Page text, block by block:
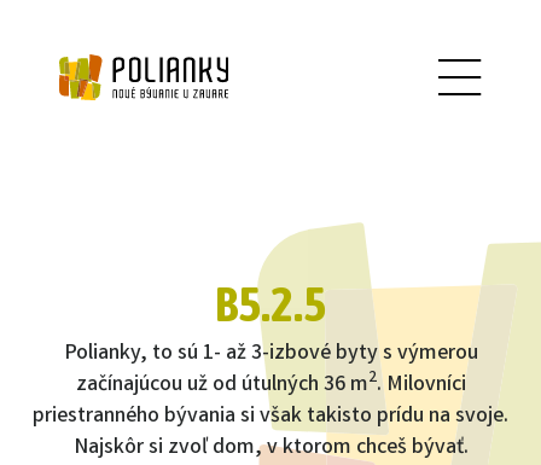
B5.2.5
Polianky, to sú 1- až 3-izbové byty s výmerou
začínajúcou už od útulných 36 m2. Milovníci
priestranného bývania si však takisto prídu na svoje.
Najskôr si zvoľ dom, v ktorom chceš bývať.